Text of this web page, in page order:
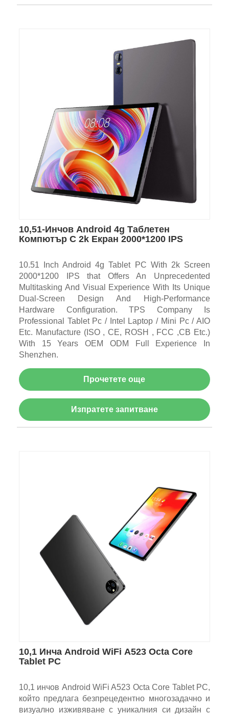
10,51-Инчов Android 4g Таблетен
Компютър С 2k Екран 2000*1200 IPS
10.51 Inch Android 4g Tablet PC With 2k Screen
2000*1200 IPS that Offers An Unprecedented
Multitasking And Visual Experience With Its Unique
Dual-Screen Design And High-Performance
Hardware Configuration. TPS Company Is
Professional Tablet Pc / Intel Laptop / Mini Pc / AIO
Etc. Manufacture (ISO , CE, ROSH , FCC ,CB Etc.)
With 15 Years OEM ODM Full Experience In
Shenzhen.
Прочетете още
Изпратете запитване
10,1 Инча Android WiFi A523 Octa Core
Tablet PC
10,1 инчов Android WiFi A523 Octa Core Tablet PC,
който предлага безпрецедентно многозадачно и
визуално изживяване с уникалния си дизайн с